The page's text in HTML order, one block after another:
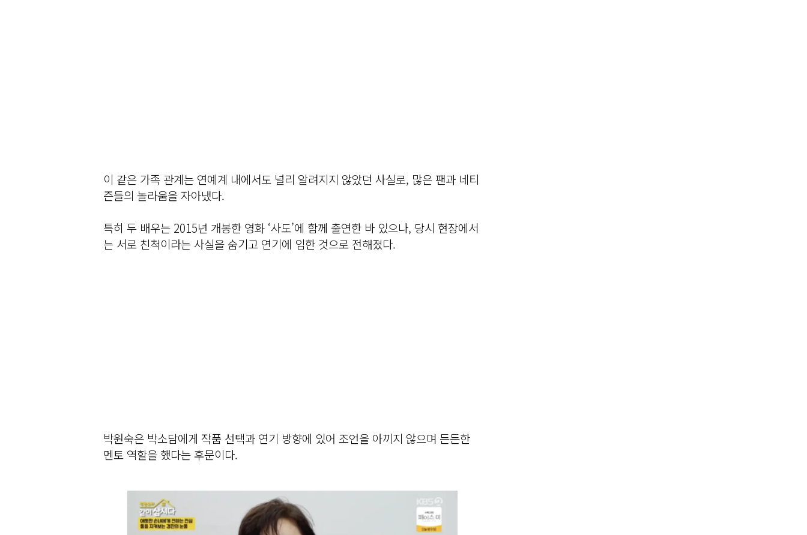
이 같은 가족 관계는 연예계 내에서도 널리 알려지지 않았던 사실로, 많은 팬과 네티
즌들의 놀라움을 자아냈다.
특히 두 배우는 2015년 개봉한 영화 ‘사도’에 함께 출연한 바 있으나, 당시 현장에서
는 서로 친척이라는 사실을 숨기고 연기에 임한 것으로 전해졌다.
박원숙은 박소담에게 작품 선택과 연기 방향에 있어 조언을 아끼지 않으며 든든한
멘토 역할을 했다는 후문이다.